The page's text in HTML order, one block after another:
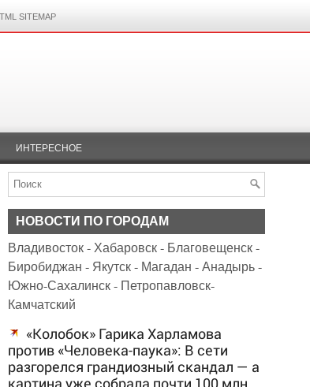
SITEMAP
ИНТЕРЕСНОЕ
НОВОСТИ ПО ГОРОДАМ
Владивосток-Хабаровск- Благовещенск-
Биробиджан - Якутск- Магадан -Анадырь-
Южно-Сахалинск- Петропавловск-
Камчатский
«Колобок» Гарика Харламова
против «Человека-паука»: В сети
разгорелся грандиозный скандал — а
картина уже собрала почти 100 млн